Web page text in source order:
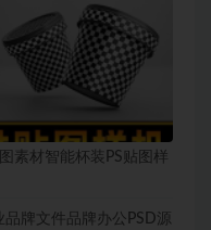
素材智能杯装PS贴图样
品牌文件品牌办公PSD源